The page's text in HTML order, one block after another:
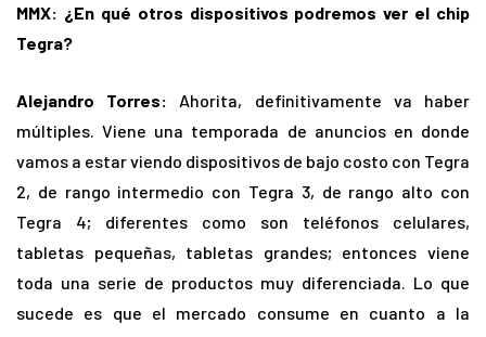
MMX: ¿En qué otros dispositivos podremos ver el chip
Tegra?
Alejandro Torres: Ahorita, definitivamente va haber
múltiples. Viene una temporada de anuncios en donde
vamos a estar viendo dispositivos de bajo costo con Tegra
2, de rango intermedio con Tegra 3, de rango alto con
Tegra 4; diferentes como son teléfonos celulares,
tabletas pequeñas, tabletas grandes; entonces viene
toda una serie de productos muy diferenciada. Lo que
sucede es que el mercado consume en cuanto a la